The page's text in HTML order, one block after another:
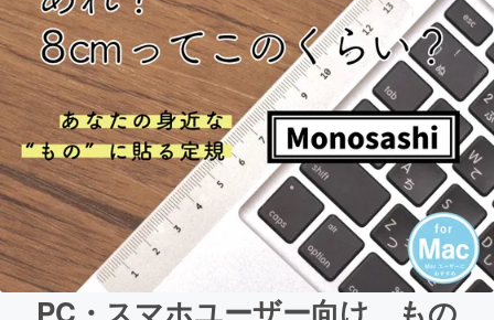
PC・スマホユーザー向け もの